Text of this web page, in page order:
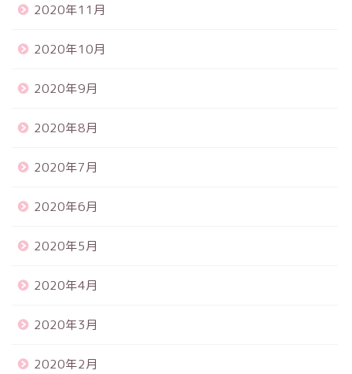
2020年11月
2020年10月
2020年9月
2020年8月
2020年7月
2020年6月
2020年5月
2020年4月
2020年3月
2020年2月